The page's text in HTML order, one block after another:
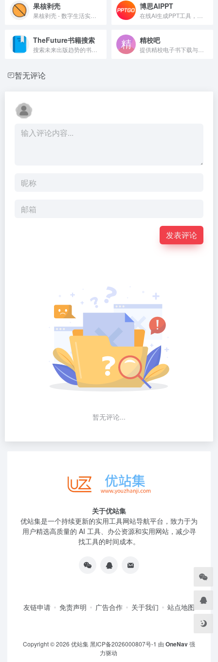
果核剥壳 博思AIPPT
TheFuture书籍搜索 精校吧
暂无评论
发表评论
暂无评论...
关于优站集
优站集是一个持续更新的实用工具网站导航平台，致力于为
用户精选高质量的 AI 工具、办公资源和实用网站，减少寻
找工具的时间成本。
友链申请 免责声明 广告合作 关于我们 站点地图
Copyright © 2026 优站集黑ICP备2026000807号-1 由 OneNav强
力驱动